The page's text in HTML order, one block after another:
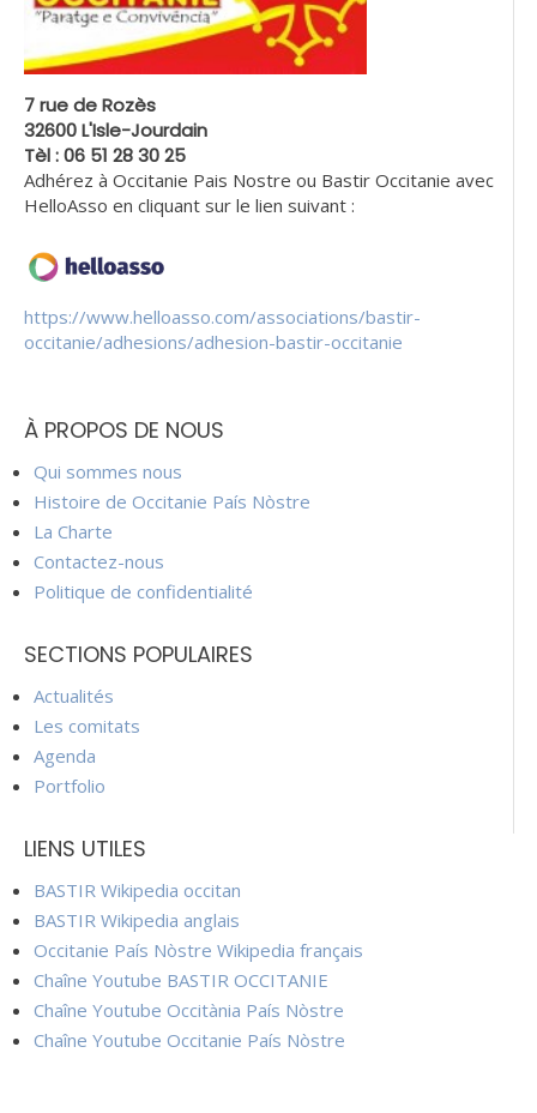
7 rue de Rozès
32600 L'Isle-Jourdain
Tèl : 06 51 28 30 25
Adhérez à Occitanie Pais Nostre ou Bastir Occitanie avec
HelloAsso en cliquant sur le lien suivant :
https://www.helloasso.com/associations/bastir-
occitanie/adhesions/adhesion-bastir-occitanie
À PROPOS DE NOUS
Qui sommes nous
Histoire de Occitanie País Nòstre
La Charte
Contactez-nous
Politique de confidentialité
SECTIONS POPULAIRES
Actualités
Les comitats
Agenda
Portfolio
LIENS UTILES
BASTIR Wikipedia occitan
BASTIR Wikipedia anglais
Occitanie País Nòstre Wikipedia français
Chaîne Youtube BASTIR OCCITANIE
Chaîne Youtube Occitània País Nòstre
Chaîne Youtube Occitanie País Nòstre